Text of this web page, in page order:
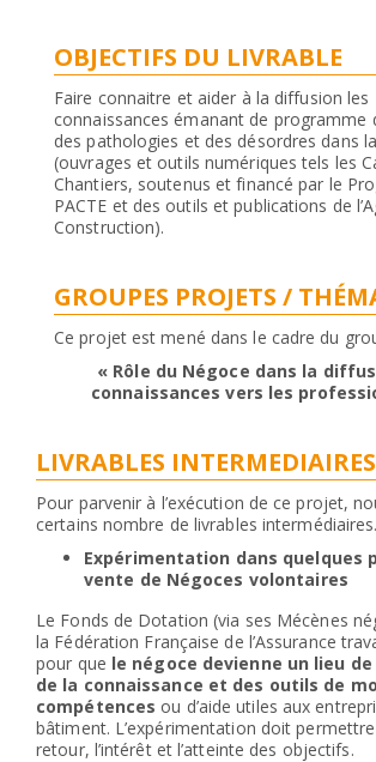
OBJECTIFS DU LIVRABLE
Faire connaitre et aider à la diffusion les
connaissances émanant de programme
des pathologies et des désordres dans
(ouvrages et outils numériques tels les
Chantiers, soutenus et financé par le
PACTE et des outils et publications de
Construction).
GROUPES PROJETS /
Ce projet est mené dans le cadre du
« Rôle du Négoce dans la
connaissances vers les
LIVRABLES INTERMEDIAIRES
Pour parvenir à l’exécution de ce projet,
certains nombre de livrables intermédiaires.
Expérimentation dans quelques
vente de Négoces volontaires
Le Fonds de Dotation (via ses Mécènes
la Fédération Française de l’Assurance
pour que le négoce devienne un lieu
de la connaissance et des outils de
compétences ou d’aide utiles aux
bâtiment. L’expérimentation doit
retour, l’intérêt et l’atteinte des objectifs.